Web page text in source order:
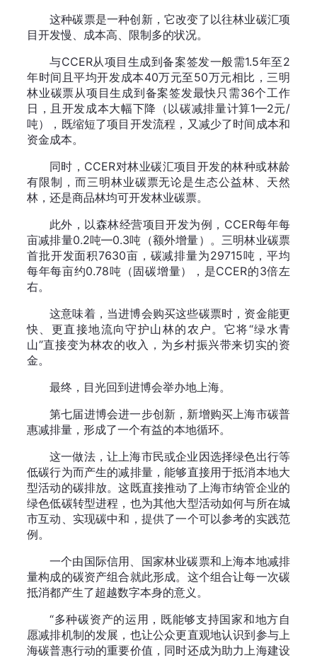
这种碳票是一种创新，它改变了以往林业碳汇项
目开发慢、成本高、限制多的状况。
与CCER从项目生成到备案签发一般需1.5年至2
年时间且平均开发成本40万元至50万元相比，三明
林业碳票从项目生成到备案签发最快只需36个工作
日，且开发成本大幅下降（以碳减排量计算1—2元/
吨），既缩短了项目开发流程，又减少了时间成本和
资金成本。
同时，CCER对林业碳汇项目开发的林种或林龄
有限制，而三明林业碳票无论是生态公益林、天然
林，还是商品林均可开发林业碳票。
此外，以森林经营项目开发为例，CCER每年每
亩减排量0.2吨—0.3吨（额外增量）。三明林业碳票
首批开发面积7630亩，碳减排量为29715吨，平均
每年每亩约0.78吨（固碳增量），是CCER的3倍左
右。
这意味着，当进博会购买这些碳票时，资金能更
快、更直接地流向守护山林的农户。它将“绿水青
山”直接变为林农的收入，为乡村振兴带来切实的资
金。
最终，目光回到进博会举办地上海。
第七届进博会进一步创新，新增购买上海市碳普
惠减排量，形成了一个有益的本地循环。
这一做法，让上海市民或企业因选择绿色出行等
低碳行为而产生的减排量，能够直接用于抵消本地大
型活动的碳排放。这既直接推动了上海市纳管企业的
绿色低碳转型进程，也为其他大型活动如何与所在城
市互动、实现碳中和，提供了一个可以参考的实践范
例。
一个由国际信用、国家林业碳票和上海本地减排
量构成的碳资产组合就此形成。这个组合让每一次碳
抵消都产生了超越数字本身的意义。
“多种碳资产的运用，既能够支持国家和地方自
愿减排机制的发展，也让公众更直观地认识到参与上
海碳普惠行动的重要价值，同时还成为助力上海建设